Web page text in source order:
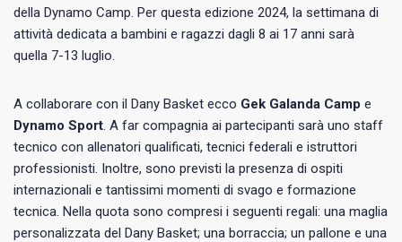
della Dynamo Camp. Per questa edizione 2024, la settimana di
attività dedicata a bambini e ragazzi dagli 8 ai 17 anni sarà
quella 7-13 luglio.
A collaborare con il Dany Basket ecco Gek Galanda Camp e
Dynamo Sport. A far compagnia ai partecipanti sarà uno staff
tecnico con allenatori qualificati, tecnici federali e istruttori
professionisti. Inoltre, sono previsti la presenza di ospiti
internazionali e tantissimi momenti di svago e formazione
tecnica. Nella quota sono compresi i seguenti regali: una maglia
personalizzata del Dany Basket; una borraccia; un pallone e una